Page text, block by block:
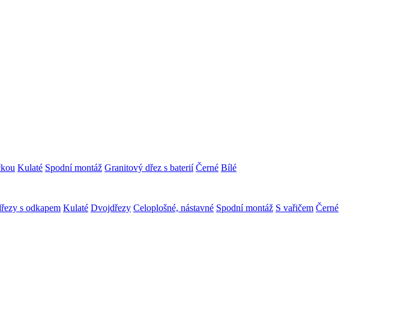
Kulaté Spodní montáž Granitový dřez s baterií Černé Bílé
s odkapem Kulaté Dvojdřezy Celoplošné, nástavné Spodní montáž S vařičem Černé